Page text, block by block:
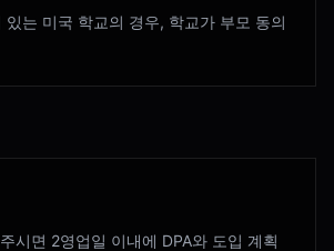
있는 미국 학교의 경우, 학교가 부모 동의
시면 2영업일 이내에 DPA와 도입 계획